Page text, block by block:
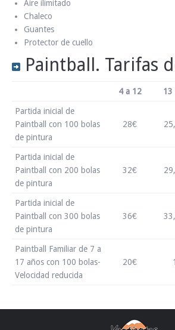
Aire ilimitado
Chaleco
Guantes
Protector de cuello
Paintball. Tarifas
4 a 12 13
Partida inicial de
Paintball con 100 bolas
de pintura
28€
Partida inicial de
Paintball con 200 bolas
de pintura
32€
Partida inicial de
Paintball con 300 bolas
de pintura
36€
Paintball Familiar de 7 a
17 años con 100 bolas-
Velocidad reducida
20€